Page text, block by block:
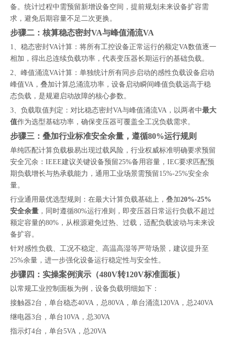
备。统计过程中需预留新增设备空间，提前规划未来设备扩容需
求，避免后期容量不足二次更换。
步骤二：核算稳态密封VA与峰值涌流VA
1、稳态密封VA计算：将所有工控设备正常运行的额定VA数值逐一
相加，得出总连续负载功率，代表变压器长期运行的基础负载。
2、峰值涌流VA计算：单独统计所有同步启动的感性负载设备启动
峰值VA，叠加计算总涌流功率，设备启动瞬间峰值负载远高于稳
态负载，是规避启动故障的核心参数。
3、负载取值判定：对比稳态密封VA与峰值涌流VA，以两者中最大
值作为选型基础功率，确保变压器可覆盖全工况负载需求。
步骤三：叠加行业标准安全余量，遵循80%运行规则
单纯匹配计算负载极易出现过载风险，行业权威标准明确要求预留
安全冗余：IEEE建议关键设备预留25%备用容量，IEC要求匹配预
期负载增长与热承载能力，通用工业场景需预留15%-25%安全余
量。
行业通用最优选型规则：在最大计算负载基础上，叠加20%-25%
安全余量 ，同时遵循80%运行准则，即变压器日常运行负载不超过
额定容量的80%，从根源避免过热、过载，适配负载波动与未来设
备扩容。
针对感性负载、工况不稳定、高温高湿等严苛场景，建议提升至
25%余量，进一步强化设备运行稳定性与安全性。
步骤四：实操案例演示（480V转120V标准面板）
以常规工业控制面板为例，设备负载明细如下：
接触器2台，单台稳态40VA，总80VA，单台涌流120VA，总240VA
继电器3台，单台10VA，总30VA
指示灯4台，单台5VA，总20VA